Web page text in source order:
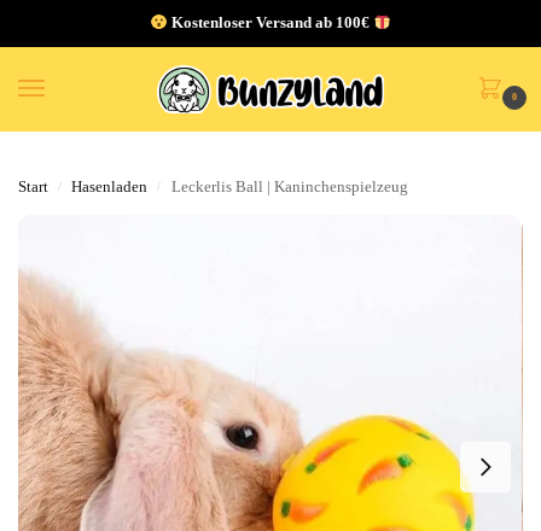
Kostenloser Versand ab 100€
0
Start / Hasenladen / Leckerlis Ball | Kaninchenspielzeug